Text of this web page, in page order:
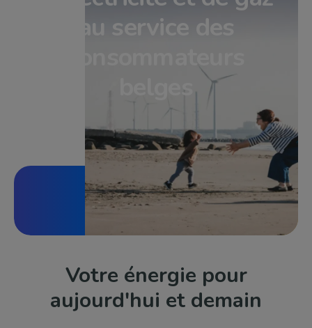
au service des
consommateurs
belges
Votre énergie pour
aujourd'hui et demain